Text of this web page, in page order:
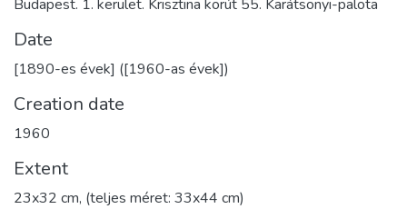
Budapest. 1. kerület. Krisztina körút 55. Karátsonyi-palota
Date
[1890-es évek] ([1960-as évek])
Creation date
1960
Extent
23x32 cm, (teljes méret: 33x44 cm)